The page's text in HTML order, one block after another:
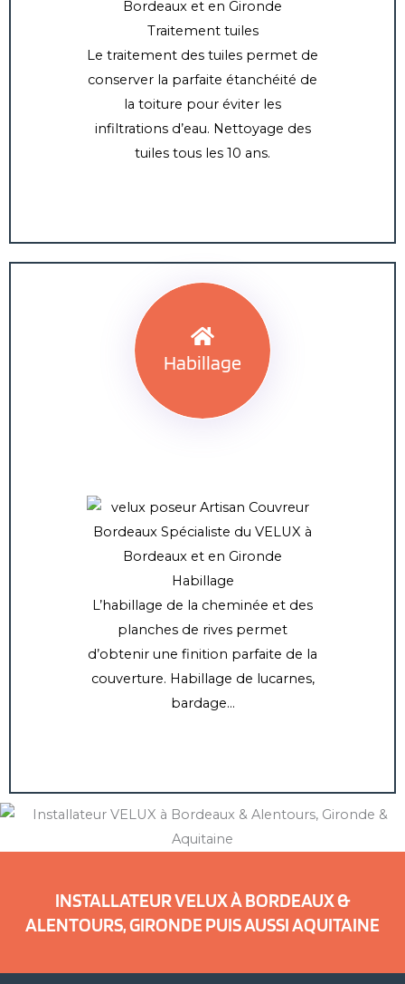
Traitement tuiles
Le traitement des tuiles permet de
conserver la parfaite étanchéité de
la toiture pour éviter les
infiltrations d’eau. Nettoyage des
tuiles tous les 10 ans.
Habillage
Habillage
L’habillage de la cheminée et des
planches de rives permet
d’obtenir une finition parfaite de la
couverture. Habillage de lucarnes,
bardage…
INSTALLATEUR VELUX À BORDEAUX &
ALENTOURS, GIRONDE PUIS AUSSI AQUITAINE